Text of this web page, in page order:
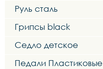
Руль сталь
Грипсы black
Седло детское
Педали Пластиковые